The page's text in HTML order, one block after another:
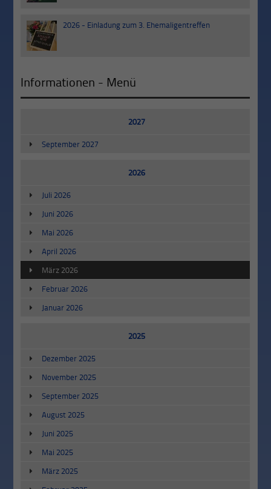
20
Jun
2026 - Einladung zum 3. Ehemaligentreffen
Informationen - Menü
2027
September 2027
2026
Juli 2026
Juni 2026
Mai 2026
April 2026
März 2026
Februar 2026
Januar 2026
2025
Dezember 2025
November 2025
September 2025
August 2025
Juni 2025
Mai 2025
März 2025